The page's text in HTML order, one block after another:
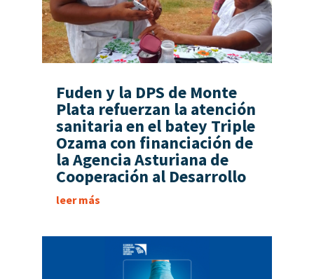
Fuden y la DPS de Monte
Plata refuerzan la atención
sanitaria en el batey Triple
Ozama con financiación de
la Agencia Asturiana de
Cooperación al Desarrollo
leer más